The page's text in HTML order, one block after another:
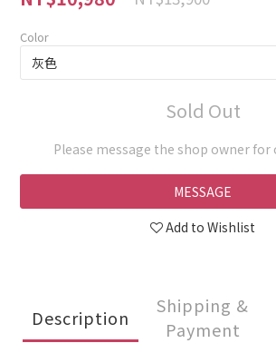
Color
Sold Out
Please message the shop owner for
MESSAGE
Add to Wishlist
Description
Shipping &
Payment